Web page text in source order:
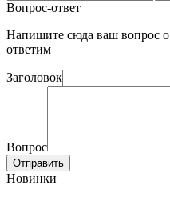
Вопрос-ответ
Напишите сюда ваш вопрос о
ответим
Заголовок
Вопрос
Отправить
Новинки